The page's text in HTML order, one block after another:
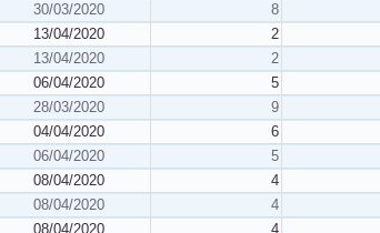
30/03/2020 8
13/04/2020 2
13/04/2020 2
06/04/2020 5
28/03/2020 9
04/04/2020 6
06/04/2020 5
08/04/2020 4
08/04/2020 4
08/04/2020 4